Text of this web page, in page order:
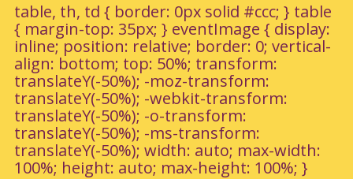
table, th, td { border: 0px solid #ccc; } table
{ margin-top: 35px; } eventImage { display:
inline; position: relative; border: 0; vertical-
align: bottom; top: 50%; transform:
translateY(-50%); -moz-transform:
translateY(-50%); -webkit-transform:
translateY(-50%); -o-transform:
translateY(-50%); -ms-transform:
translateY(-50%); width: auto; max-width:
100%; height: auto; max-height: 100%; }